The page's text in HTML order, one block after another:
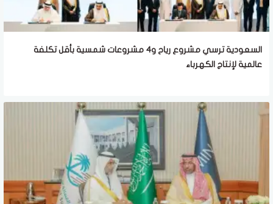
السعودية ترسي مشروع رياح و4 مشروعات شمسية بأقل تكلفة
عالمية لإنتاج الكهرباء